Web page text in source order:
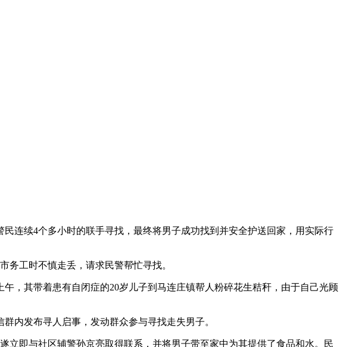
连续4个多小时的联手寻找，最终将男子成功找到并安全护送回家，用实际行
务工时不慎走丢，请求民警帮忙寻找。
，其带着患有自闭症的20岁儿子到马连庄镇帮人粉碎花生秸秆，由于自己光顾
内发布寻人启事，发动群众参与寻找走失男子。
立即与社区辅警孙京亮取得联系，并将男子带至家中为其提供了食品和水。民